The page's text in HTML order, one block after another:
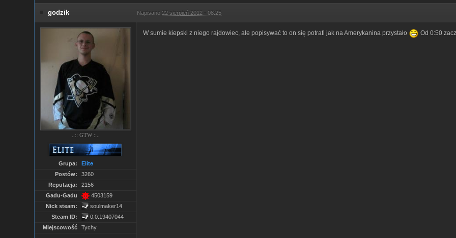
godzik Napisano 22 sierpień 2012 - 08:25
..:: GTW ::..
Grupa:
Elite
Postów:
3260
Reputacja:
2156
Gadu-Gadu
4503159
Nick steam:
soulmaker14
Steam ID:
0:0:19407044
Miejscowość
Tychy
W sumie kiepski z niego rajdowiec, ale popisywać to on się potrafi jak na Amerykanina przystało Od 0:50